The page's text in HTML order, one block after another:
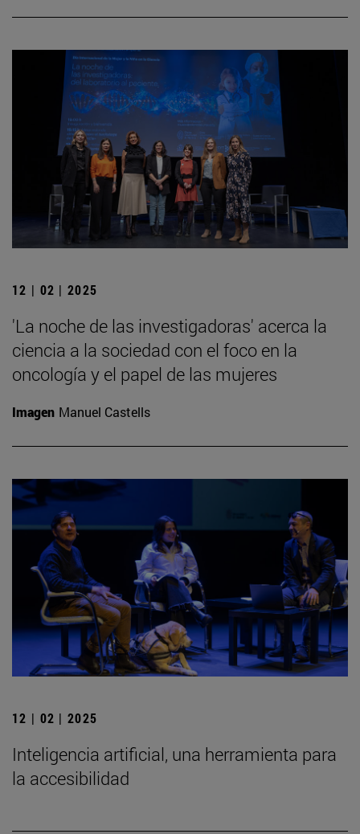
12 | 02 | 2025
'La noche de las investigadoras' acerca la
ciencia a la sociedad con el foco en la
oncología y el papel de las mujeres
Imagen Manuel Castells
12 | 02 | 2025
Inteligencia artificial, una herramienta para
la accesibilidad